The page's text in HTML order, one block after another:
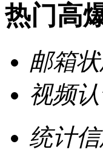
热门高
邮箱
视频
统计